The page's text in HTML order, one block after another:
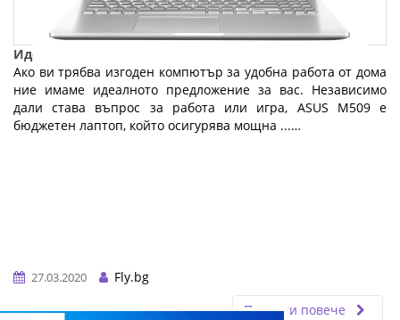
Идеалният бюджетен лаптоп за работа от вкъщи
Ако ви трябва изгоден компютър за удобна работа от дома
ние имаме идеалното предложение за вас. Независимо
дали става въпрос за работа или игра, ASUS M509 е
бюджетен лаптоп, който осигурява мощна ...…
27.03.2020
Fly.bg
Прочети повече